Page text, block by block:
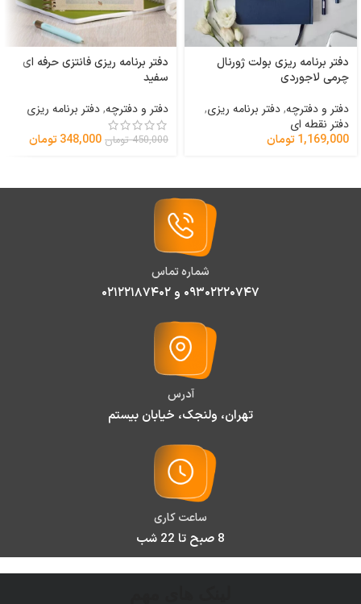
دفتر برنامه ریزی بولت ژورنال
چرمی لاجوردی
دفتر و دفترچه,دفتر برنامه ریزی,
دفتر نقطه ای
1,169,000تومان
دفتر برنامه ریزی فانتزی حرفه ای
سفید
دفتر و دفترچه,دفتر برنامه ریزی
450,000 تومان 348,000تومان
شماره تماس
۰۹۳۰۲۲۲۰۷۴۷ و ۰۲۱۲۲۱۸۷۴۰۲
آدرس
تهران، ولنجک، خیابان بیستم
ساعت کاری
8 صبح تا 22 شب